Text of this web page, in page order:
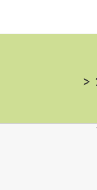
>